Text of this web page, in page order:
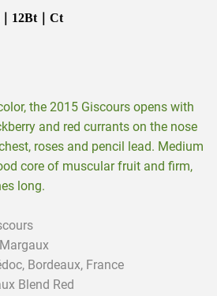
12Bt｜Ct
the 2015 Giscours opens with
and red currants on the nose
roses and pencil lead. Medium
core of muscular fruit and firm,
long.
Bordeaux, France
Blend Red